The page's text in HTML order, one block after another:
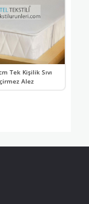
Tek Kişilik Sıvı
Alez